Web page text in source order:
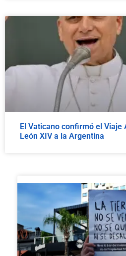
El Vaticano confirmó el Viaje
León XIV a la Argentina